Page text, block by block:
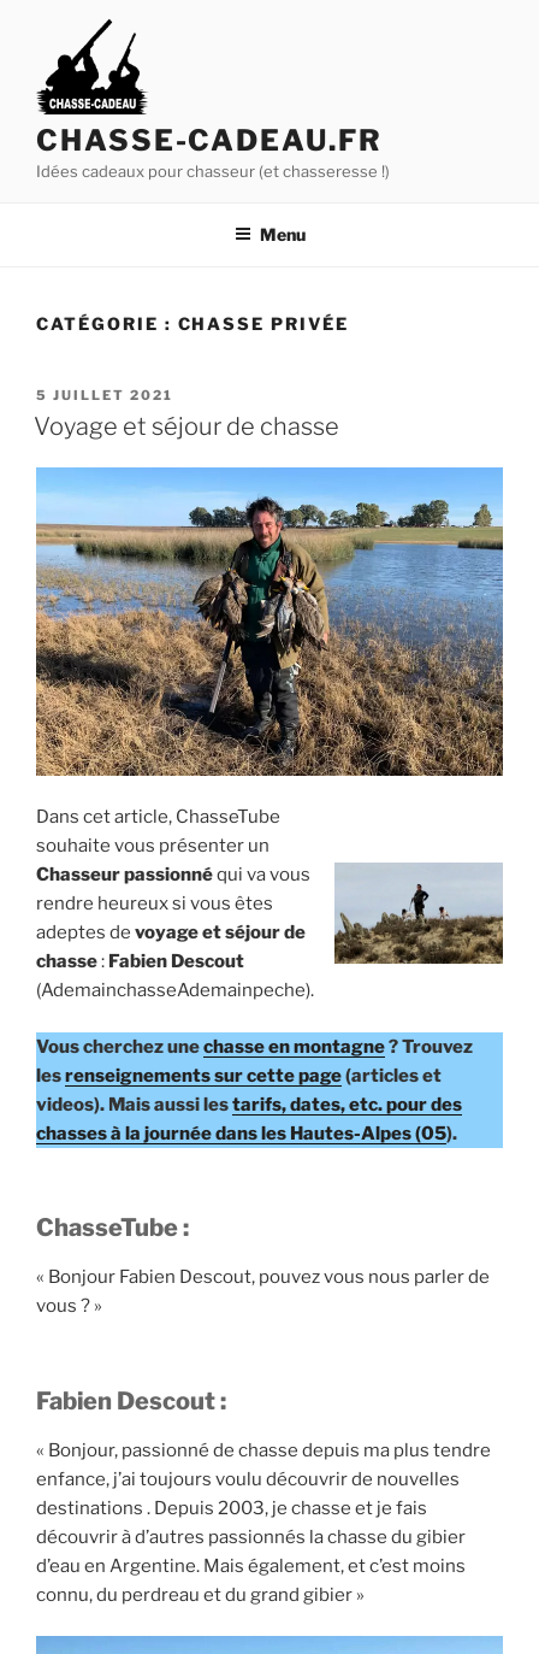
CHASSE-CADEAU.FR
Idées cadeaux pour chasseur (et chasseresse !)
Menu
CATÉGORIE : CHASSE PRIVÉE
P
U
B
L
E
5 JUILLET 2021
Voyage et séjour de chasse
Dans cet article, ChasseTube
souhaite vous présenter un
Chasseur passionnéqui va vous
rendre heureux si vous êtes
adeptes de voyage et séjour de
chasse: Fabien Descout
(AdemainchasseAdemainpeche).
Vous cherchez unechasse en montagne? Trouvez
lesrenseignements sur cette page(articles et
videos). Mais aussi lestarifs, dates, etc. pour des
chasses à la journée dans les Hautes-Alpes (05).
ChasseTube :
« Bonjour Fabien Descout, pouvez vous nous parler de
vous ? »
Fabien Descout :
« Bonjour, passionné de chasse depuis ma plus tendre
enfance, j’ai toujours voulu découvrir de nouvelles
destinations . Depuis 2003, je chasse et je fais
découvrir à d’autres passionnés la chasse du gibier
d’eau en Argentine. Mais également, et c’est moins
connu, du perdreau et du grand gibier »